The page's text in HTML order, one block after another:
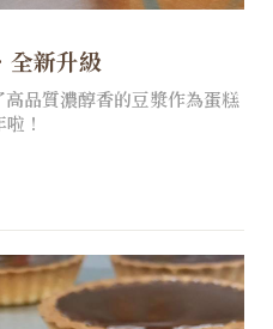
全新升級
品質濃醇香的豆漿作為蛋糕
！